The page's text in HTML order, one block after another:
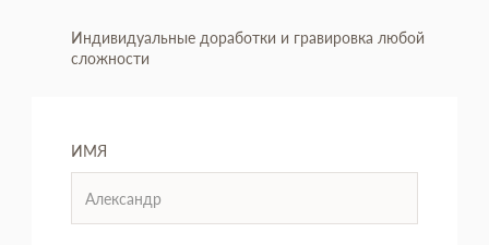
Индивидуальные доработки и гравировка любой
сложности
ИМЯ